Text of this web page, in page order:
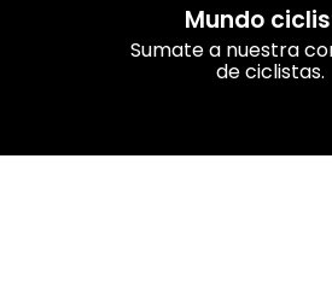
Mundo
Sumate a nuestra
de ciclistas.